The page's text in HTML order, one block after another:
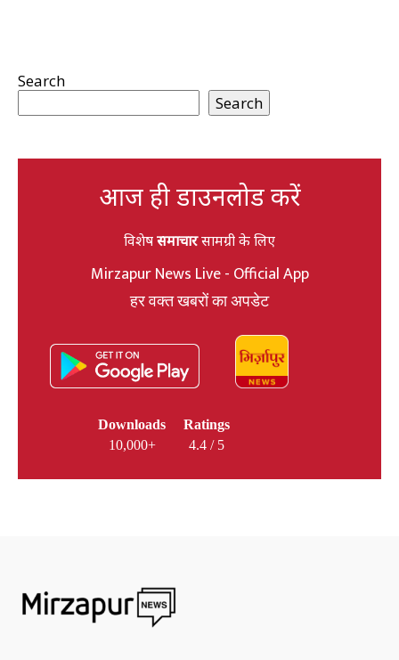
Search
Search
आज ही डाउनलोड करें
विशेषसमाचारसामग्री के लिए
Mirzapur News Live - Official App
हर वक्त खबरों का अपडेट
Downloads
10,000+
Ratings
4.4 / 5